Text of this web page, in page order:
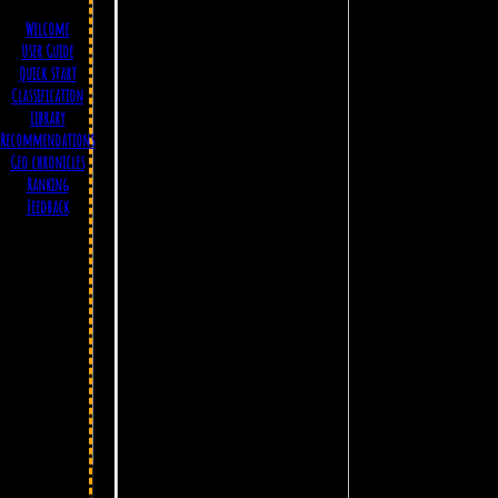
Welcome
User Guide
Quick start
Classification
Library
Recommendations
Geo chronicles
Ranking
Feedback